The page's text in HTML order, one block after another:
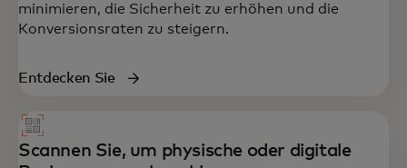
minimieren, die Sicherheit zu erhöhen und die
Konversionsraten zu steigern.
Entdecken Sie
Scannen Sie, um physische oder digitale